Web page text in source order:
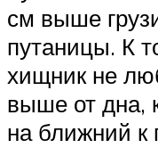
см выше
путаницы. К
хищник не
выше от дна,
на ближний к